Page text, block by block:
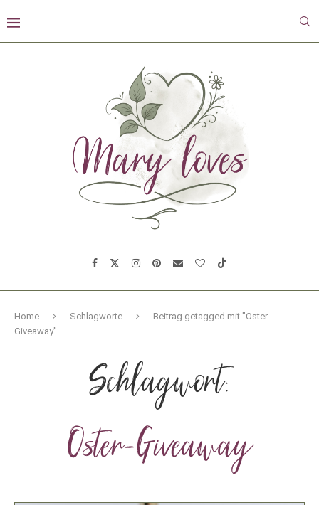
Home Schlagworte
Beitrag getagged mit "Oster-
Giveaway"
Schlagwort:
Oster-Giveaway